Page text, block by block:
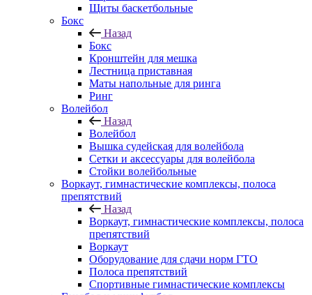
Щиты баскетбольные
Бокс
Назад
Бокс
Кронштейн для мешка
Лестница приставная
Маты напольные для ринга
Ринг
Волейбол
Назад
Волейбол
Вышка судейская для волейбола
Сетки и аксессуары для волейбола
Стойки волейбольные
Воркаут, гимнастические комплексы, полоса
препятствий
Назад
Воркаут, гимнастические комплексы, полоса
препятствий
Воркаут
Оборудование для сдачи норм ГТО
Полоса препятствий
Спортивные гимнастические комплексы